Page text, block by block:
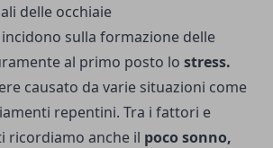
delle occhiaie
incidono sulla formazione delle
al primo posto lo stress.
causato da varie situazioni come
repentini. Tra i fattori e
ricordiamo anche il poco sonno,